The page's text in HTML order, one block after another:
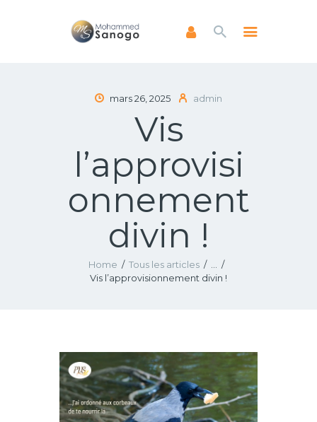
mars 26, 2025 admin
Vis
l’approvisi
onnement
divin !
Home Tous les articles
Vis l’approvisionnement divin !
ACCUEIL
NEWSLETTERS
ENSEIGNEMENTS
FAIRE UN DON